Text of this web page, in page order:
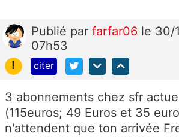
Publié par farfar06 le 30/
07h53
!
citer
3 abonnements chez sfr
(115euros; 49 Euros et 35
n'attendent que ton arrivée